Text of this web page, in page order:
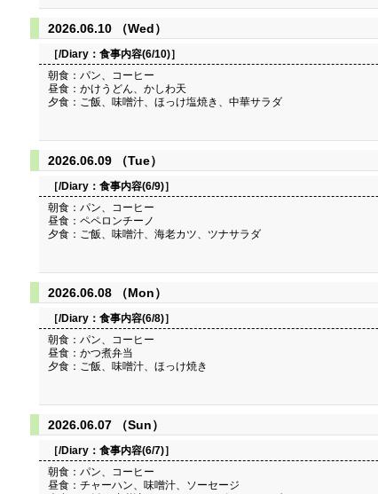
2026.06.10 （Wed）
［/Diary： 食事内容(6/10)］
朝食：パン、コーヒー
昼食：かけうどん、かしわ天
夕食：ご飯、味噌汁、ほっけ塩焼き、中華サラダ
2026.06.09 （Tue）
［/Diary： 食事内容(6/9)］
朝食：パン、コーヒー
昼食：ペペロンチーノ
夕食：ご飯、味噌汁、海老カツ、ツナサラダ
2026.06.08 （Mon）
［/Diary： 食事内容(6/8)］
朝食：パン、コーヒー
昼食：かつ煮弁当
夕食：ご飯、味噌汁、ほっけ焼き
2026.06.07 （Sun）
［/Diary： 食事内容(6/7)］
朝食：パン、コーヒー
昼食：チャーハン、味噌汁、ソーセージ